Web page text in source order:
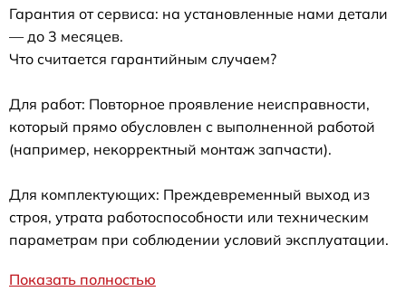
Гарантия от сервиса: на установленные нами детали
— до 3 месяцев.
Что считается гарантийным случаем?
Для работ: Повторное проявление неисправности,
который прямо обусловлен с выполненной работой
(например, некорректный монтаж запчасти).
Для комплектующих: Преждевременный выход из
строя, утрата работоспособности или техническим
параметрам при соблюдении условий эксплуатации.
Показать полностью